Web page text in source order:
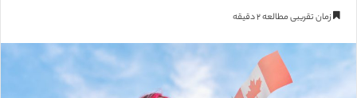
ر
ب
زمان تقریبی مطالعه ۲ دقیقه